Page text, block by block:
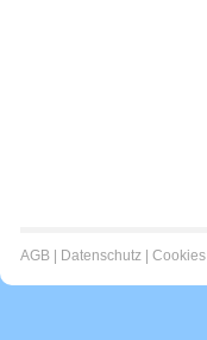
AGB Datenschutz Cookies